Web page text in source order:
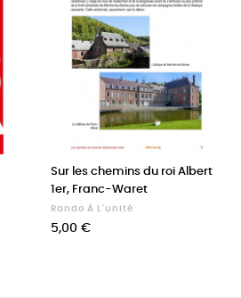
Sur les chemins du roi Albert
1er, Franc-Waret
Rando À L'unité
Prix
5,00 €